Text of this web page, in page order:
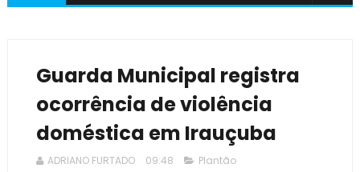
Guarda Municipal registra
ocorrência de violência
doméstica em Irauçuba
ADRIANO FURTADO 09:48 Plantão